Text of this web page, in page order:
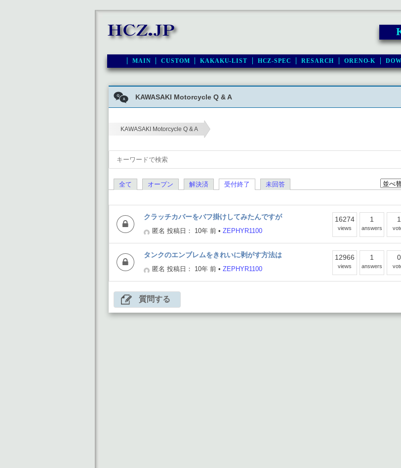
MAIN CUSTOM KAKAKU-LIST HCZ-SPEC RESARCH ORENO-K
KAWASAKI Motorcycle Q & A
KAWASAKI Motorcycle Q & A
全て オープン 解決済 受付終了 未回答
クラッチカバーをバフ掛けしてみたんですが
匿名 投稿日： 10年 前 • ZEPHYR1100
16274
views
1
answers
1
タンクのエンブレムをきれいに剥がす方法は
匿名 投稿日： 10年 前 • ZEPHYR1100
12966
views
1
answers
0
質問する